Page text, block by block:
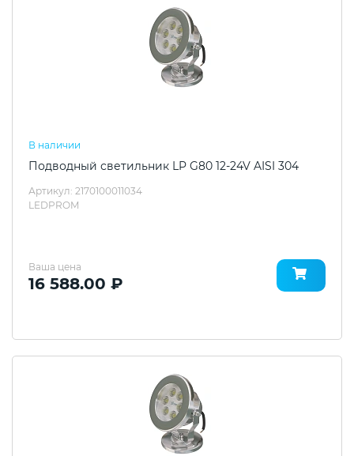
В наличии
Подводный светильник LP G80 12-24V AISI 304
Артикул: 2170100011034
LEDPROM
Ваша цена
16 588.00 ₽